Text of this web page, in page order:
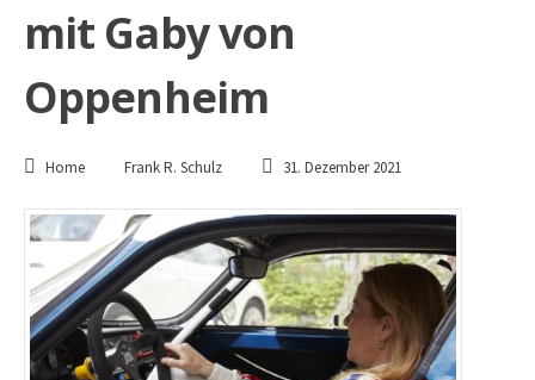
mit Gaby von
Oppenheim
Home Frank R. Schulz 31. Dezember 2021